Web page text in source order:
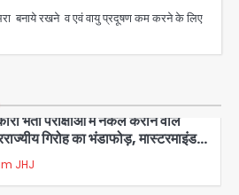
बनाये रखने व एवं वायु प्रदूषण कम करने के लिए
सेल की बड़ी कामयाबी, चोरी के
भर्ती परीक्षाओं में नकल कराने वाले
गिरोह का भंडाफोड़, मास्टरमाइंड
गिरफ्तार
JHJ